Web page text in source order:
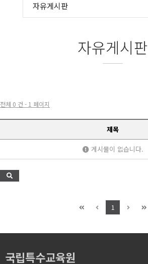
자유게시판
자유게시판
전체 0 건 - 1 페이지
제목
게시물이 없습니다.
1
국립특수교육원